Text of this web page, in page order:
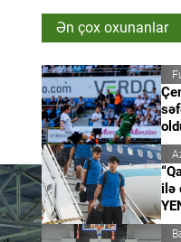
Ən çox oxunanlar
ilə